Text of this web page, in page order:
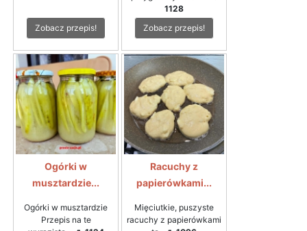
Zobacz przepis!
1128
Zobacz przepis!
Ogórki w
musztardzie...
Ogórki w musztardzie
Przepis na te
Racuchy z
papierówkami...
Mięciutkie, puszyste
racuchy z papierówkami